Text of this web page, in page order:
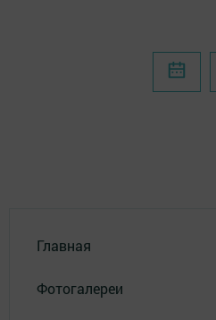
Главная
Фотогалереи